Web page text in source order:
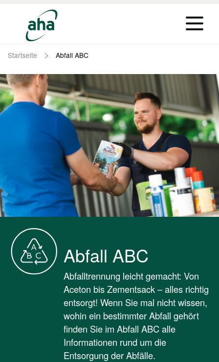
Startseite Abfall ABC
Abfall ABC
Abfalltrennung leicht gemacht: Von
Aceton bis Zementsack – alles richtig
entsorgt! Wenn Sie mal nicht wissen,
wohin ein bestimmter Abfall gehört
finden Sie im Abfall ABC alle
Informationen rund um die
Entsorgung der Abfälle.